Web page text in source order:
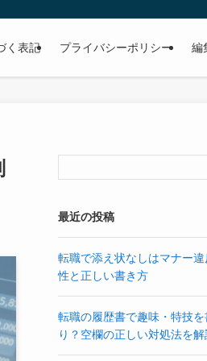
く表記 プライバシーポリシー 編
最近の投稿
転職で添え状なしはマナー
性と正しい書き方
転職の履歴書で趣味・特技
り？空欄の正しい対処法を解